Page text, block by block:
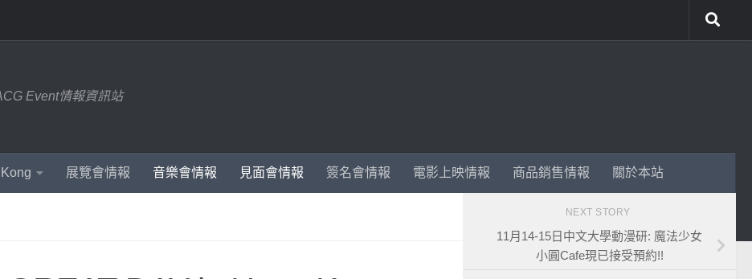
Event情報資訊站
展覽會情報 音樂會情報 見面會情報 簽名會情報 電影上映情報 商品銷售情報 關於本站
NEXT STORY
11月14-15日中文大學動漫研: 魔法少女
小圓Cafe現已接受預約!!